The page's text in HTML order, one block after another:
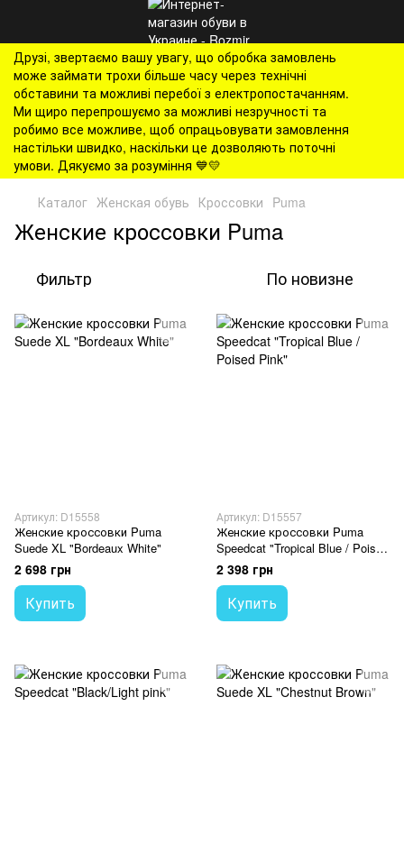
Друзі, звертаємо вашу увагу, що обробка замовлень
може займати трохи більше часу через технічні
обставини та можливі перебої з електропостачанням.
Ми щиро перепрошуємо за можливі незручності та
робимо все можливе, щоб опрацьовувати замовлення
настільки швидко, наскільки це дозволяють поточні
умови. Дякуємо за розуміння 💙💛
Каталог Женская обувь Кроссовки Puma
Женские кроссовки Puma
Фильтр По новизне
Артикул: D15558
Женские кроссовки Puma
Suede XL "Bordeaux White"
2 698 грн
Купить
Артикул: D15557
Женские кроссовки Puma
Speedcat "Tropical Blue / Poised
Pink"
2 398 грн
Купить